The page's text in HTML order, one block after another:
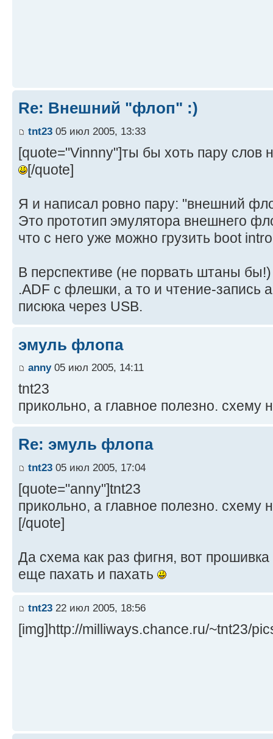
Re: Внешний "флоп" :)
tnt23 05 июл 2005, 13:33
[quote="Vinnny"]ты бы хоть пару слов
[/quote]
Я и написал ровно пару: "внешний
Это прототип эмулятора внешнего
что с него уже можно грузить boot
В перспективе (не порвать штаны
.ADF с флешки, а то и чтение-запись
писюка через USB.
эмуль флопа
anny05 июл 2005, 14:11
tnt23
прикольно, а главное полезно.
Re: эмуль флопа
tnt23 05 июл 2005, 17:04
[quote="anny"]tnt23
прикольно, а главное полезно.
[/quote]
Да схема как раз фигня, вот
еще пахать и пахать
tnt23 22 июл 2005, 18:56
[img]http://milliways.chance.ru/~tnt23/